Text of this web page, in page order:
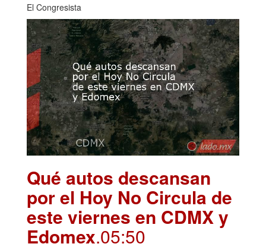
El Congresista
Qué autos descansan
por el Hoy No Circula de
este viernes en CDMX y
Edomex.05:50